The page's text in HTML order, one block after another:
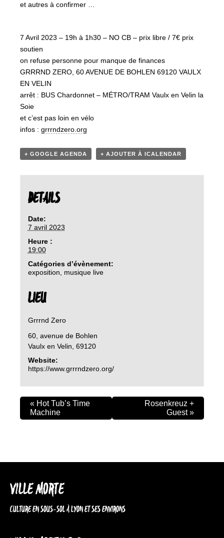
et autres à confirmer …
7 Avril 2023 – 19h à 1h30 – NO CB – prix libre / 7€ prix
soutien
on refuse personne pour manque de finances
GRRRND ZERO, 60 AVENUE DE BOHLEN 69120 VAULX
EN VELIN
arrêt : BUS Chardonnet – MÉTRO/TRAM Vaulx en Velin la
Soie
et c’est pas loin en vélo
infos : grrrndzero.org
+ GOOGLE AGENDA + AJOUTER À ICALENDAR
DETAILS
Date:
7 avril 2023
Heure :
19:00
Catégories d’évènement:
exposition
musique live
LIEU
Grrrnd Zero
60, avenue de Bohlen
Vaulx en Velin 69120
Website:
https://www.grrrndzero.org/
« Hot Tub’s Time
Machine
Rosenkreuz +
Guest»
VILLE MORTE
CULTURE EN SOUS-SOL À LYON ET SES ENVIRONS